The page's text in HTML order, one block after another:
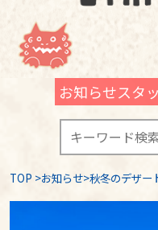
お知らせスタ
TOP >お知らせ>秋冬のデザー